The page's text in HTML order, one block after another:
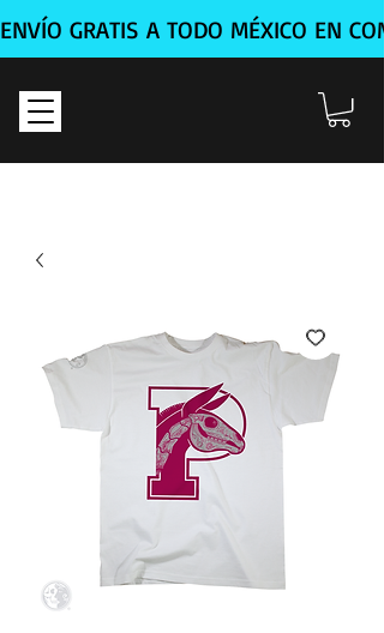
ENVÍO GRATIS A TODO MÉXICO EN